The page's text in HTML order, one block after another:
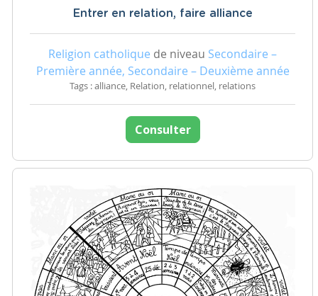
Entrer en relation, faire alliance
Religion catholique de niveau Secondaire –
Première année, Secondaire – Deuxième année
Tags : alliance, Relation, relationnel, relations
Consulter